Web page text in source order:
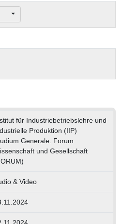
für Industriebetriebslehre und
Produktion (IIP)
Generale. Forum
und Gesellschaft
& Video